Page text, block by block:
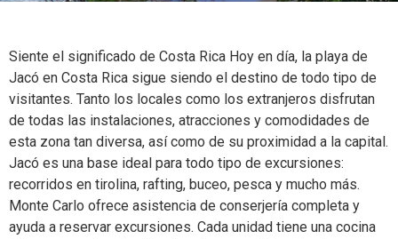
Siente el significado de Costa Rica Hoy en día, la playa de
Jacó en Costa Rica sigue siendo el destino de todo tipo de
visitantes. Tanto los locales como los extranjeros disfrutan
de todas las instalaciones, atracciones y comodidades de
esta zona tan diversa, así como de su proximidad a la capital.
Jacó es una base ideal para todo tipo de excursiones:
recorridos en tirolina, rafting, buceo, pesca y mucho más.
Monte Carlo ofrece asistencia de conserjería completa y
ayuda a reservar excursiones. Cada unidad tiene una cocina